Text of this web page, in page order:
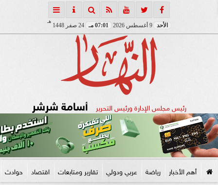
الأحد 07:01 مـ 24 صفر 1448
هـ
رئيس مجلس الإدارة ورئيس التحرير أسامة شرشر
أهم الأخبار رياضة عربي ودولي تقارير ومتابعات اقتصاد حوادث